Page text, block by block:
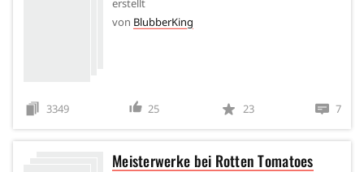
von BlubberKing
3349 25 23 7
Meisterwerke bei Rotten Tomatoes